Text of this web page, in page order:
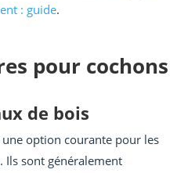
: guide.
pour cochons
de bois
option courante pour les
Ils sont généralement